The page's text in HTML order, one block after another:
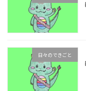
日々のできごと